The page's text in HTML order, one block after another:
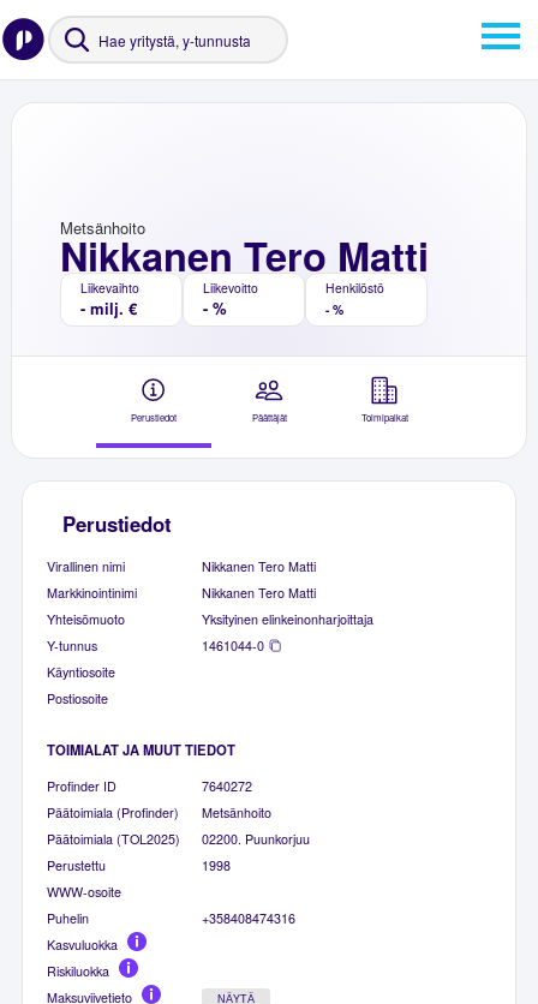
Nikkanen Tero Matti
Metsänhoito
Liikevaihto
- milj. €
Liikevoitto
- %
Henkilöstö
- %
Perustiedot Päättäjät Toimipaikat
Perustiedot
Virallinen nimi
Nikkanen Tero Matti
Markkinointinimi
Nikkanen Tero Matti
Yhteisömuoto
Yksityinen elinkeinonharjoittaja
Y-tunnus
1461044-0
Käyntiosoite
Postiosoite
TOIMIALAT JA MUUT TIEDOT
Profinder ID
7640272
Päätoimiala (Profinder)
Metsänhoito
Päätoimiala (TOL2025)
02200. Puunkorjuu
Perustettu
1998
WWW-osoite
Puhelin
+358408474316
Kasvuluokka
Riskiluokka
Maksuviivetieto
NÄYTÄ